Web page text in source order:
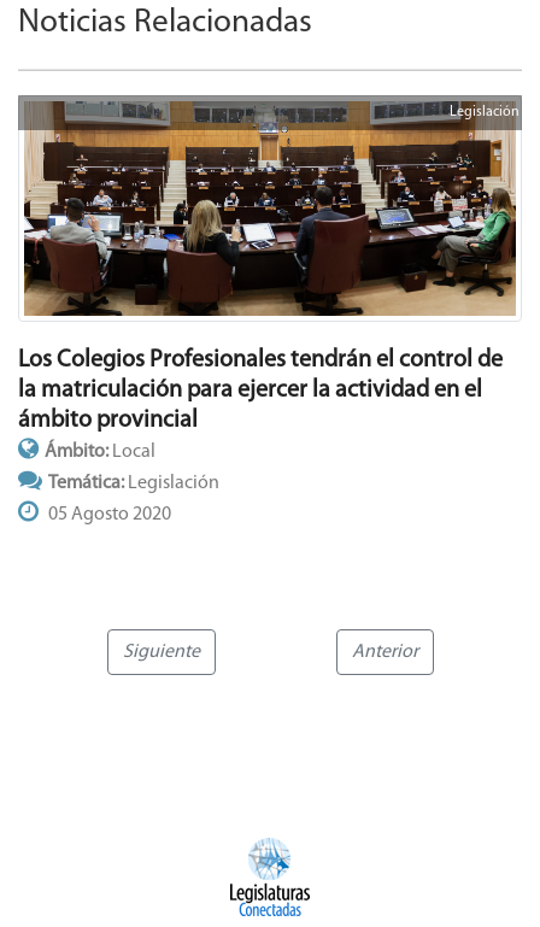
Noticias Relacionadas
Legislación
Los Colegios Profesionales tendrán el control de
la matriculación para ejercer la actividad en el
ámbito provincial
Ámbito: Local
Temática: Legislación
05 Agosto 2020
Siguiente Anterior